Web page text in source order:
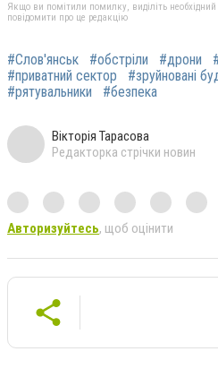
Якщо ви помітили помилку, виділіть
повідомити про це редакцію
#Слов'янськ #обстріли #дрони
#приватний сектор
#зруйновані
#рятувальники
#безпека
Вікторія Тарасова
Редакторка стрічки новин
Авторизуйтесь, щоб оцінити